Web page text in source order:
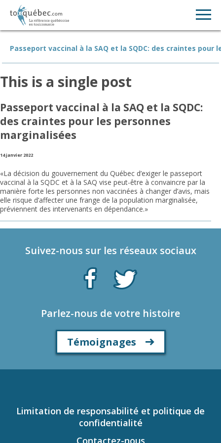
Passeport vaccinal à la SAQ et la SQDC: des craintes pour
This is a single post
Passeport vaccinal à la SAQ et la SQDC:
des craintes pour les personnes
marginalisées
14 janvier 2022
«La décision du gouvernement du Québec d’exiger le passeport
vaccinal à la SQDC et à la SAQ vise peut-être à convaincre par la
manière forte les personnes non vaccinées à changer d’avis, mais
elle risque d’affecter une frange de la population marginalisée,
préviennent des intervenants en dépendance.»
Suivez-nous sur les réseaux sociaux
Parlez-nous de votre histoire
Témoignages
Limitation de responsabilité et politique de
confidentialité
Contactez-nous